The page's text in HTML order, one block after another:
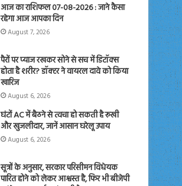
आज का राशिफल 07-08-2026 : जाने कैसा
रहेगा आज आपका दिन
August 7, 2026
पैरों पर प्याज रखकर सोने से सच में डिटॉक्स
होता है शरीर? डॉक्टर ने वायरल दावे को किया
खारिज
August 6, 2026
घंटों AC में बैठने से त्वचा हो सकती है रूखी
और खुजलीदार, जानें आसान घरेलू उपाय
August 6, 2026
सूत्रों के अनुसार, सरकार परिसीमन विधेयक
पारित होने को लेकर आश्वस्त है, फिर भी बीजेपी